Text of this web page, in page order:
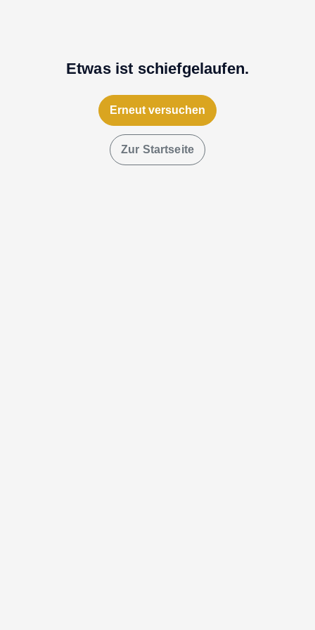
Etwas ist schiefgelaufen.
Erneut versuchen
Zur Startseite